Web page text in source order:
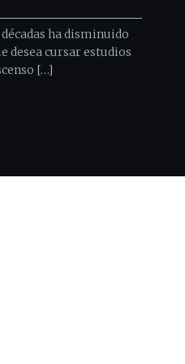
ha disminuido
desea cursar estudios
[…]